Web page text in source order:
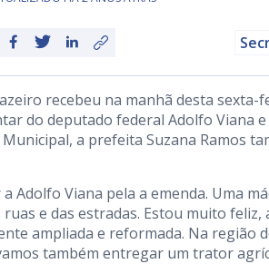
recebeu na manhã desta
do deputado federal Adolfo Viana
a prefeita Suzana Ramos
Adolfo Viana pela a emenda. Uma
e das estradas. Estou muito
ampliada e reformada. Na região
também entregar um trator